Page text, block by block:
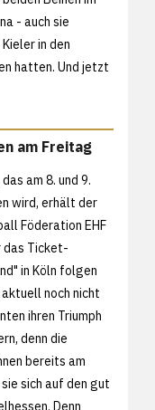
- auch sie
in den
hatten. Und jetzt
am Freitag
am 8. und 9.
wird, erhält der
Föderation EHF
das Ticket-
in Köln folgen
noch nicht
ihren Triumph
denn die
bereits am
sich auf den gut
Denn